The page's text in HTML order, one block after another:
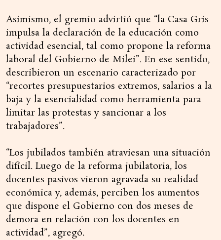
Asimismo, el gremio advirtió que “la Casa Gris
impulsa la declaración de la educación como
actividad esencial, tal como propone la reforma
laboral del Gobierno de Milei”. En ese sentido,
describieron un escenario caracterizado por
“recortes presupuestarios extremos, salarios a la
baja y la esencialidad como herramienta para
limitar las protestas y sancionar a los
trabajadores”.
“Los jubilados también atraviesan una situación
difícil. Luego de la reforma jubilatoria, los
docentes pasivos vieron agravada su realidad
económica y, además, perciben los aumentos
que dispone el Gobierno con dos meses de
demora en relación con los docentes en
actividad”, agregó.